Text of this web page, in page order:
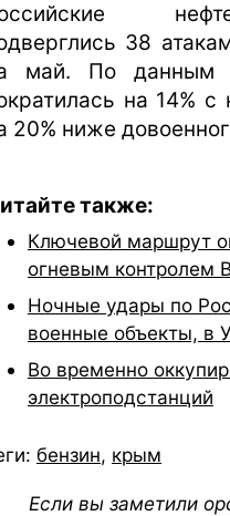
38
май. По данным
на 14%
20% ниже
также:
Ключевой маршрут
огневым контролем
Ночные удары по
военные объекты, в
Во временно
электроподстанций
бензин, крым
Если вы заметили